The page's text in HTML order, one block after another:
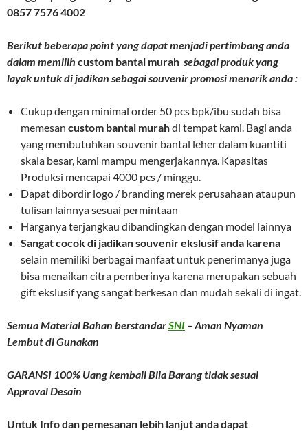
0857 7576 4002
Berikut beberapa point yang dapat menjadi pertimbang anda
dalam memilih custom bantal murah sebagai produk yang
layak untuk di jadikan sebagai souvenir promosi menarik anda :
Cukup dengan minimal order 50 pcs bpk/ibu sudah bisa
memesan custom bantal murahdi tempat kami. Bagi anda
yang membutuhkan souvenir bantal leher dalam kuantiti
skala besar, kami mampu mengerjakannya. Kapasitas
Produksi mencapai 4000 pcs / minggu.
Dapat dibordir logo / branding merek perusahaan ataupun
tulisan lainnya sesuai permintaan
Harganya terjangkau dibandingkan dengan model lainnya
Sangat cocok di jadikan souvenir ekslusif anda karena
selain memiliki berbagai manfaat untuk penerimanya juga
bisa menaikan citra pemberinya karena merupakan sebuah
gift ekslusif yang sangat berkesan dan mudah sekali di ingat.
Semua Material Bahan berstandarSNI – Aman Nyaman
Lembut di Gunakan
GARANSI 100% Uang kembali Bila Barang tidak sesuai
Approval Desain
Untuk Info dan pemesanan lebih lanjut anda dapat